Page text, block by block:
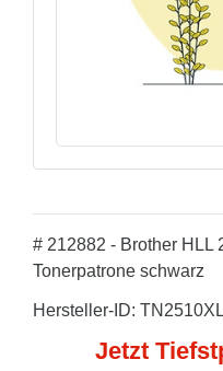
# 212882 - Brother HLL
Tonerpatrone schwarz
Hersteller-ID:
Jetzt